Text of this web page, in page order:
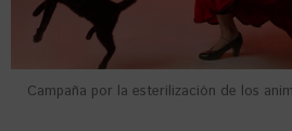
Campaña por la esterilización de los